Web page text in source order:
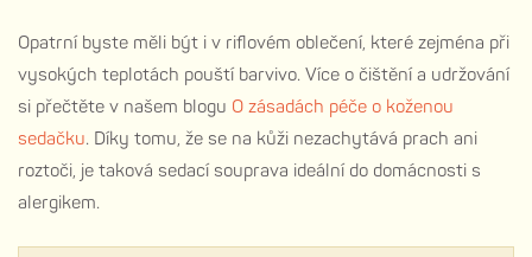
Opatrní byste měli být i v riflovém oblečení, které zejména při
vysokých teplotách pouští barvivo. Více o čištění a udržování
si přečtěte v našem blogu O zásadách péče o koženou
sedačku. Díky tomu, že se na kůži nezachytává prach ani
roztoči, je taková sedací souprava ideální do domácnosti s
alergikem.